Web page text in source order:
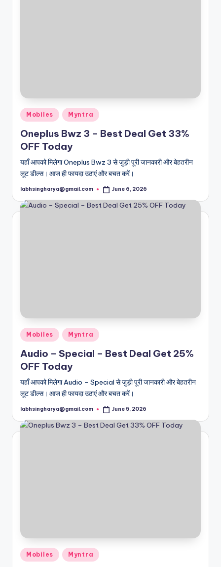
Posted
in
Mobiles Myntra
Oneplus Bwz 3 – Best Deal Get 33%
OFF Today
यहाँ आपको मिलेगा Oneplus Bwz 3 से जुड़ी पूरी जानकारी और बेहतरीन
लूट डील्स। आज ही फायदा उठाएं और बचत करें।
Posted
labhsingharya@gmail.com June 6, 2026
Posted
in
Mobiles Myntra
Audio – Special – Best Deal Get 25%
OFF Today
यहाँ आपको मिलेगा Audio – Special से जुड़ी पूरी जानकारी और बेहतरीन
लूट डील्स। आज ही फायदा उठाएं और बचत करें।
Posted
labhsingharya@gmail.com June 5, 2026
Posted
in
Mobiles Myntra